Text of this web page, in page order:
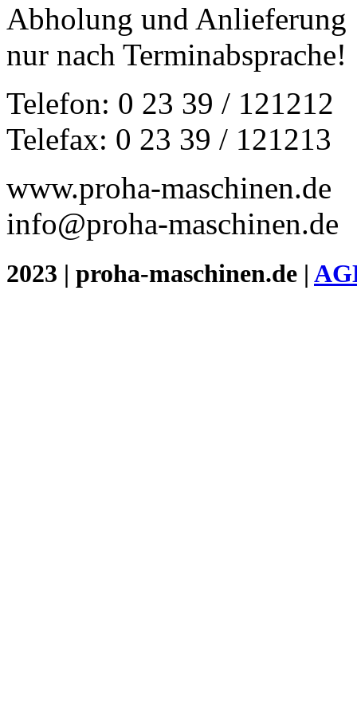
Abholung und Anlieferung
nur nach Terminabsprache!
Telefon: 0 23 39 / 121212
Telefax: 0 23 39 / 121213
www.proha-maschinen.de
info@proha-maschinen.de
2023 | proha-maschinen.de |